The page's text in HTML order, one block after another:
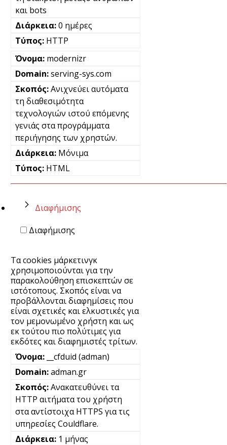
και bots
0 ημέρες
HTTP
modernizr
serving-sys.com
Ανιχνεύει αυτόματα
τη διαθεσιμότητα
τεχνολογιών ιστού επόμενης
γενιάς στα προγράμματα
περιήγησης των χρηστών.
Μόνιμα
HTML
Διαφήμισης
Διαφήμισης
Τα cookies μάρκετινγκ
χρησιμοποιούνται για την
παρακολούθηση επισκεπτών σε
ιστότοπους. Σκοπός είναι να
προβάλλονται διαφημίσεις που
είναι σχετικές και ελκυστικές για
τον μεμονωμένο χρήστη και ως
εκ τούτου πιο πολύτιμες για
εκδότες και διαφημιστές τρίτων.
__cfduid (adman)
adman.gr
Ανακατευθύνει τα
HTTP αιτήματα του χρήστη
στα αντίστοιχα HTTPS για τις
υπηρεσίες Couldflare.
1 μήνας